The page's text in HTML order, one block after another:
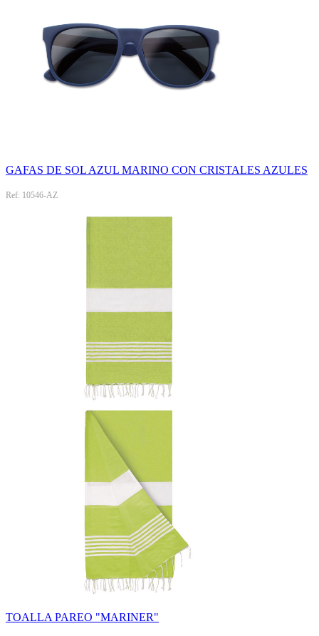
GAFAS DE SOL AZUL MARINO CON CRISTALES AZULES
Ref: 10546-AZ
TOALLA PAREO "MARINER"